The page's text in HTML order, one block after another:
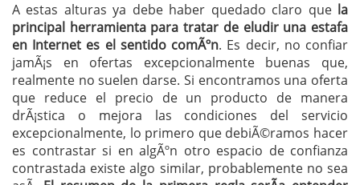
A estas alturas ya debe haber quedado claro que la
principal herramienta para tratar de eludir una estafa
en Internet es el sentido comÃºn. Es decir, no confiar
jamÃ¡s en ofertas excepcionalmente buenas que,
realmente no suelen darse. Si encontramos una oferta
que reduce el precio de un producto de manera
drÃ¡stica o mejora las condiciones del servicio
excepcionalmente, lo primero que debiÃ©ramos hacer
es contrastar si en algÃºn otro espacio de confianza
contrastada existe algo similar, probablemente no sea